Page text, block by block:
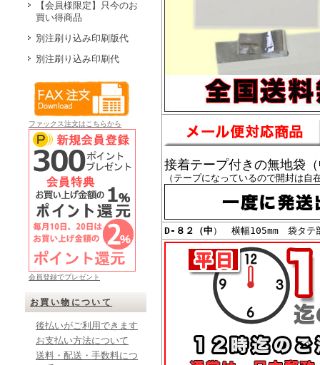
【会員様限定】只今のお
買い得商品
別注刷り込み印刷版代
別注刷り込み印刷代
ファックス注文はこちらから
会員登録でプレゼント
お買い物について
後払いがご利用できます
お支払い方法について
送料・配送・手数料につ
接着テープ付きの無地袋
（テープになっているので開封は
D-８２（中 ） 横幅105mm 袋タテ